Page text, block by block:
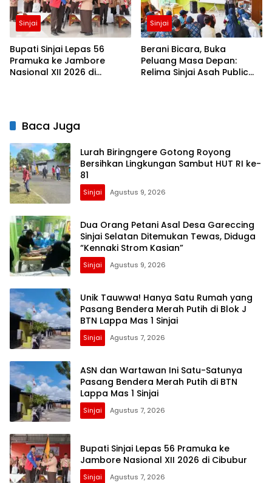
Sinjai
Bupati Sinjai Lepas 56
Pramuka ke Jambore
Nasional XII 2026 di
Sinjai
Berani Bicara, Buka
Peluang Masa Depan:
Relima Sinjai Asah Public
Baca Juga
Lurah Biringngere Gotong Royong
Bersihkan Lingkungan Sambut HUT RI ke-
81
Sinjai Agustus 9, 2026
Dua Orang Petani Asal Desa Gareccing
Sinjai Selatan Ditemukan Tewas, Diduga
“Kennaki Strom Kasian”
Sinjai Agustus 9, 2026
Unik Tauwwa! Hanya Satu Rumah yang
Pasang Bendera Merah Putih di Blok J
BTN Lappa Mas 1 Sinjai
Sinjai Agustus 7, 2026
ASN dan Wartawan Ini Satu-Satunya
Pasang Bendera Merah Putih di BTN
Lappa Mas 1 Sinjai
Sinjai Agustus 7, 2026
Bupati Sinjai Lepas 56 Pramuka ke
Jambore Nasional XII 2026 di Cibubur
Sinjai Agustus 7, 2026